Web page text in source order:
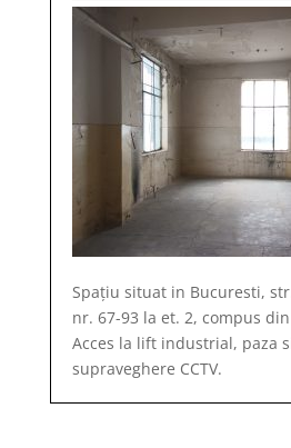
Spațiu situat in Bucuresti,
nr. 67-93 la et. 2, compus
Acces la lift industrial, paza
supraveghere CCTV.